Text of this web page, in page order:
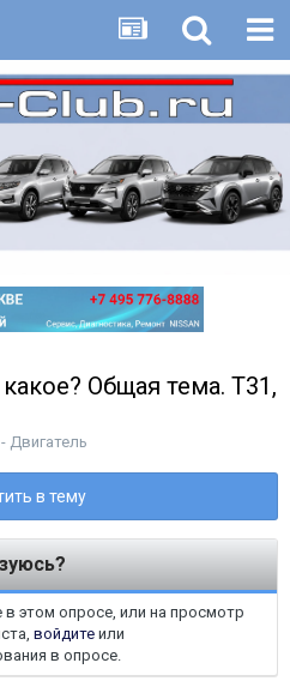
Общая тема. Т31,
Двигатель
в тему
в этом опросе, или на просмотр
войдите или
в опросе.